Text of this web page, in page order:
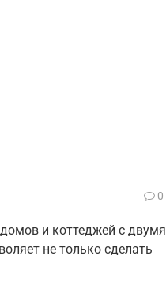
0
и коттеджей с двумя
не только сделать